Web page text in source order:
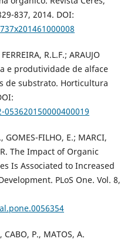
837, 2014. DOI:
R.L.F.; ARAUJO
e produtividade de alface
de substrato. Horticultura
GOMES-FILHO, E.; MARCI,
The Impact of Organic
Is Associated to Increased
PLoS One. Vol. 8,
CABO, P., MATOS, A.